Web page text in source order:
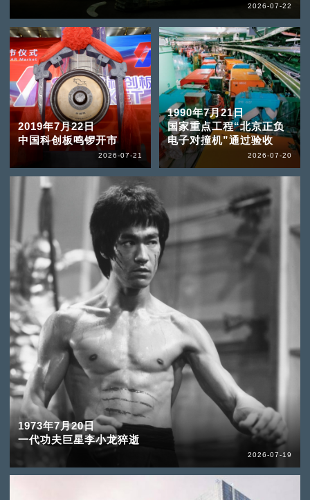
2026-07-22
2019年7月22日
中国科创板鸣锣开市
2026-07-21
1990年7月21日
国家重点工程“北京正负
电子对撞机”通过验收
2026-07-20
1973年7月20日
一代功夫巨星李小龙猝逝
2026-07-19